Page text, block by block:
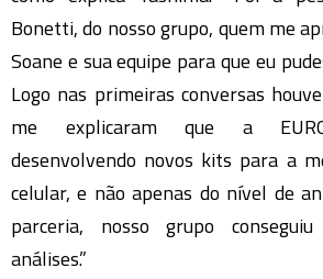
Bonetti, do nosso grupo, quem me
Soane e sua equipe para que eu
Logo nas primeiras conversas
me explicaram que a
desenvolvendo novos kits para a
celular, e não apenas do nível de
parceria, nosso grupo
análises.”